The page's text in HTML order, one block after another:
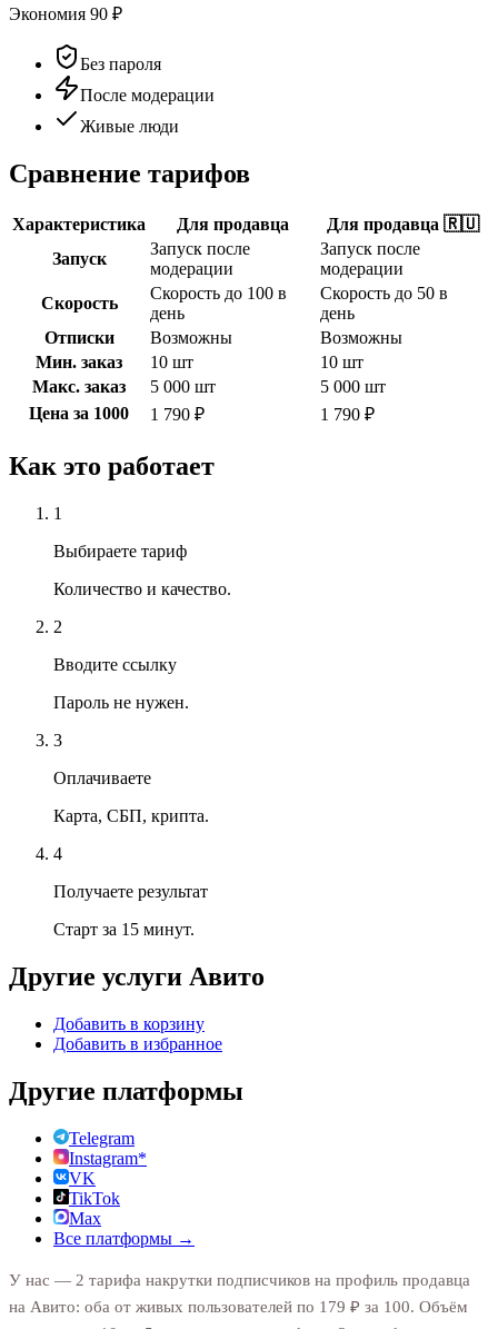
Экономия 90 ₽
Без пароля
После модерации
Живые люди
Сравнение тарифов
Характеристика Для продавца
Для продавца 🇷🇺
Запуск
Запуск после
модерации
Запуск после
модерации
Скорость
Скорость до 100 в
день
Скорость до 50 в
день
Отписки
Возможны
Возможны
Мин. заказ
10 шт
10 шт
Макс. заказ
5 000 шт
5 000 шт
Цена за 1000
1 790 ₽ 1 790 ₽
Как это работает
1
Выбираете тариф
Количество и качество.
2
Вводите ссылку
Пароль не нужен.
3
Оплачиваете
Карта, СБП, крипта.
4
Получаете результат
Старт за 15 минут.
Другие услуги Авито
Добавить в корзину
Добавить в избранное
Другие платформы
Telegram
Instagram*
VK
TikTok
Max
Все платформы →
У нас — 2 тарифа накрутки подписчиков на профиль продавца
на Авито: оба от живых пользователей по 179 ₽ за 100. Объём